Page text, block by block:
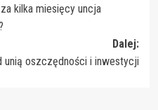
kilka miesięcy uncja
Dalej:
unią oszczędności i inwestycji